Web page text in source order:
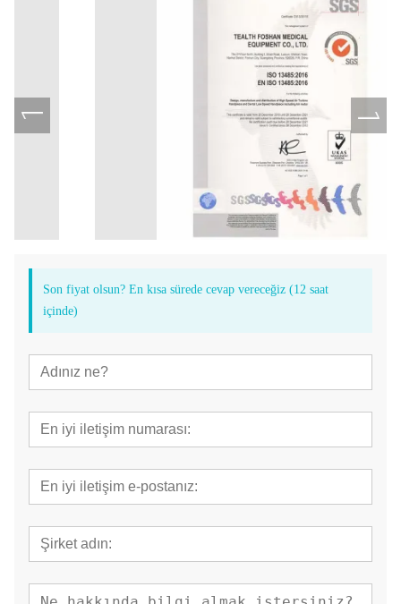
Son fiyat olsun? En kısa sürede cevap vereceğiz (12 saat
içinde)